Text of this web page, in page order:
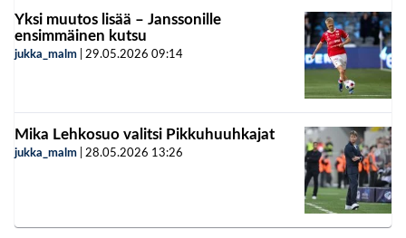
Yksi muutos lisää – Janssonille
ensimmäinen kutsu
jukka_malm 29.05.2026 09:14
Mika Lehkosuo valitsi Pikkuhuuhkajat
jukka_malm 28.05.2026 13:26